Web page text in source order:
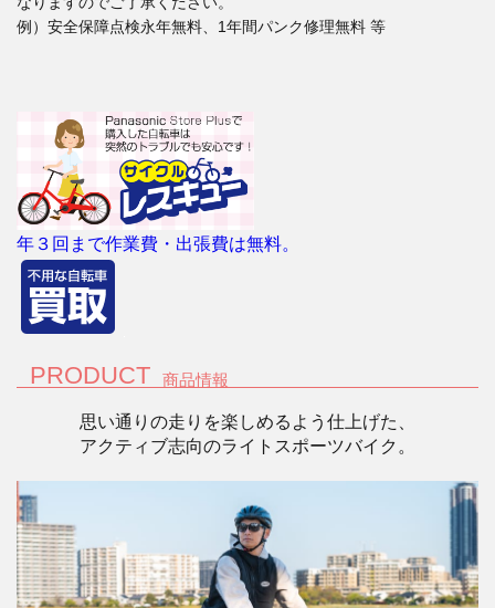
例）安全保障点検永年無料、1年間パンク修理無料 等
年３回まで作業費・出張費は無料。
PRODUCT 商品情報
思い通りの走りを楽しめるよう仕上げた、
アクティブ志向のライトスポーツバイク。